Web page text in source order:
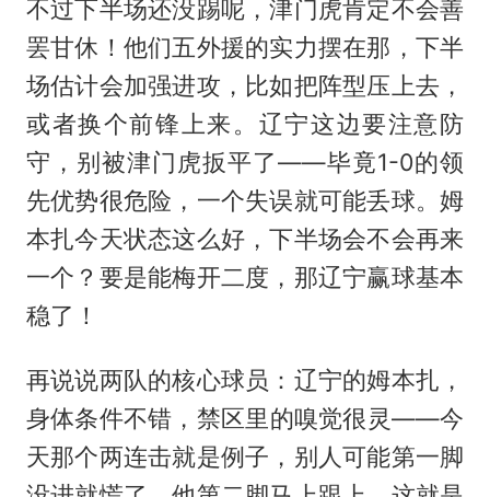
不过下半场还没踢呢，津门虎肯定不会善
罢甘休！他们五外援的实力摆在那，下半
场估计会加强进攻，比如把阵型压上去，
或者换个前锋上来。辽宁这边要注意防
守，别被津门虎扳平了——毕竟1-0的领
先优势很危险，一个失误就可能丢球。姆
本扎今天状态这么好，下半场会不会再来
一个？要是能梅开二度，那辽宁赢球基本
稳了！
再说说两队的核心球员：辽宁的姆本扎，
身体条件不错，禁区里的嗅觉很灵——今
天那个两连击就是例子，别人可能第一脚